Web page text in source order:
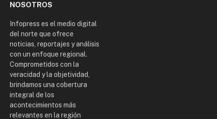
NOSOTROS
Infopress es el medio digital
del norte que ofrece
noticias, reportajes y análisis
con un enfoque regional.
Comprometidos con la
veracidad y la objetividad,
brindamos una cobertura
integral de los
acontecimientos más
relevantes en la región